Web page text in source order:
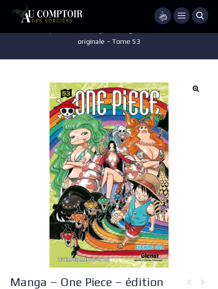
Menu
originale – Tome 53
Manga – One Piece – édition